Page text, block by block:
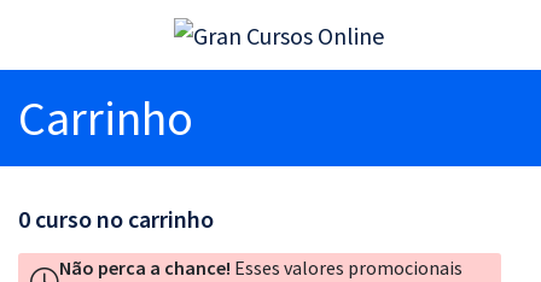
Carrinho
0 curso no carrinho
Não perca a chance! Esses valores promocionais